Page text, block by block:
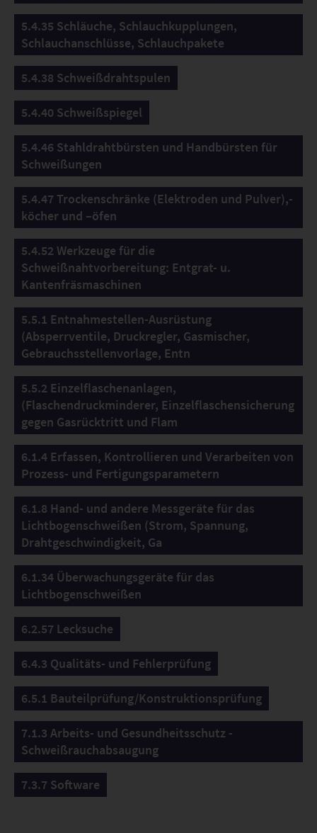
5.4.35 Schläuche, Schlauchkupplungen,
Schlauchanschlüsse, Schlauchpakete
5.4.38 Schweißdrahtspulen
5.4.40 Schweißspiegel
5.4.46 Stahldrahtbürsten und Handbürsten für
Schweißungen
5.4.47 Trockenschränke (Elektroden und Pulver),-
köcher und –öfen
5.4.52 Werkzeuge für die
Schweißnahtvorbereitung: Entgrat- u.
Kantenfräsmaschinen
5.5.1 Entnahmestellen-Ausrüstung
(Absperrventile, Druckregler, Gasmischer,
Gebrauchsstellenvorlage, Entn
5.5.2 Einzelflaschenanlagen,
(Flaschendruckminderer, Einzelflaschensicherung
gegen Gasrücktritt und Flam
6.1.4 Erfassen, Kontrollieren und Verarbeiten von
Prozess- und Fertigungsparametern
6.1.8 Hand- und andere Messgeräte für das
Lichtbogenschweißen (Strom, Spannung,
Drahtgeschwindigkeit, Ga
6.1.34 Überwachungsgeräte für das
Lichtbogenschweißen
6.2.57 Lecksuche
6.4.3 Qualitäts- und Fehlerprüfung
6.5.1 Bauteilprüfung/Konstruktionsprüfung
7.1.3 Arbeits- und Gesundheitsschutz -
Schweißrauchabsaugung
7.3.7 Software